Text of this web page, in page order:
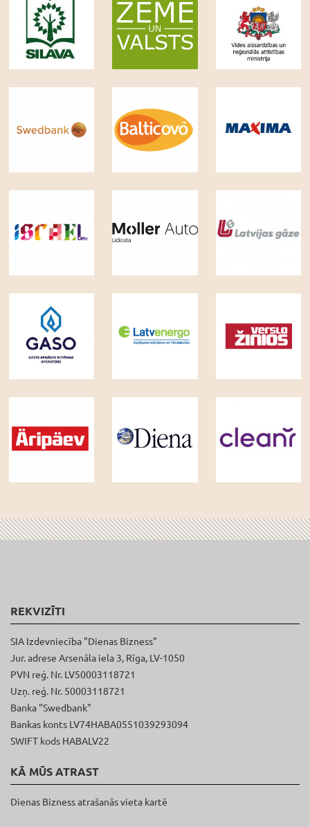
REKVIZĪTI
SIA Izdevniecība "Dienas Bizness"
Jur. adrese Arsenāla iela 3, Rīga, LV-1050
PVN reģ. Nr. LV50003118721
Uzņ. reģ. Nr. 50003118721
Banka "Swedbank"
Bankas konts LV74HABA0551039293094
SWIFT kods HABALV22
KĀ MŪS ATRAST
Dienas Bizness atrašanās vieta kartē